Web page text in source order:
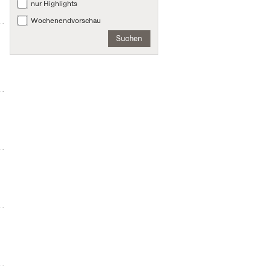
nur Highlights
Wochenendvorschau
Suchen